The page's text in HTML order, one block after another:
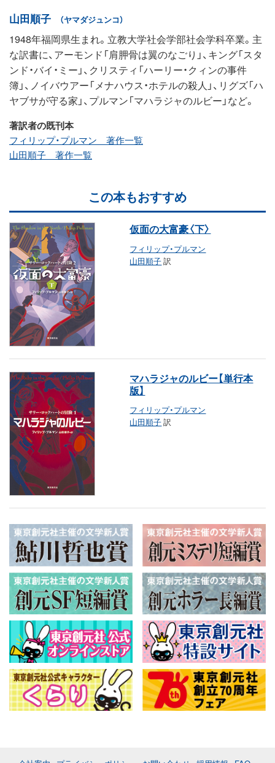
山田順子 （ヤマダジュンコ）
1948年福岡県生まれ。立教大学社会学部社会学科卒業。主
な訳書に、アーモンド「肩胛骨は翼のなごり」、キング「スタ
ンド・バイ・ミー」、クリスティ「ハーリー・クィンの事件
簿」、ノイバウアー「メナハウス・ホテルの殺人」、リグズ「ハ
ヤブサが守る家」、プルマン「マハラジャのルビー」など。
著訳者の既刊本
フィリップ・プルマン 著作一覧
山田順子 著作一覧
この本もおすすめ
仮面の大富豪〈下〉
フィリップ・プルマン
山田順子訳
マハラジャのルビー【単行本
版】
フィリップ・プルマン
山田順子訳